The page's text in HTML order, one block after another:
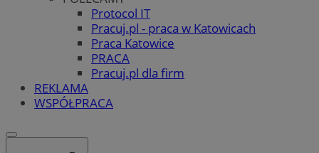
Protocol IT
Pracuj.pl - praca w Katowicach
Praca Katowice
PRACA
Pracuj.pl dla firm
REKLAMA
WSPÓŁPRACA